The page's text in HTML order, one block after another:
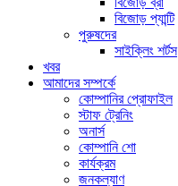
বিজোড় প্যান্টি
পুরুষদের
সাইক্লিং শর্টস
খবর
আমাদের সম্পর্কে
কোম্পানির প্রোফাইল
স্টাফ ট্রেনিং
অনার্স
কোম্পানি শো
কার্যক্রম
জনকল্যাণ